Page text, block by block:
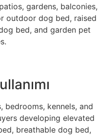
gardens, balconies,
outdoor dog bed, raised
bed, and garden pet
bedrooms, kennels, and
developing elevated
breathable dog bed,